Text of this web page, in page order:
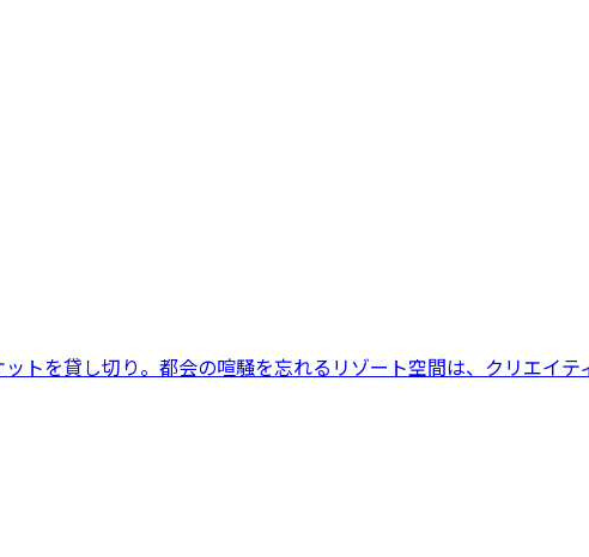
トを貸し切り。都会の喧騒を忘れるリゾート空間は、クリエイ